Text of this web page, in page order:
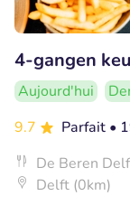
4-gangen
Aujourd'hui
9.7
Parfait •
De Beren
Delft (0km)